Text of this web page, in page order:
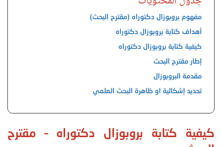
مفهوم بروبوزال دكتوراه (مقترح البحث)
أهداف كتابة بروبوزال دكتوراه
كيفية كتابة بروبوزال دكتوراه
إطار مقترح البحث
مقدمة البروبوزال
تحديد إشكالية او ظاهرة البحث العلمي
كيفية كتابة بروبوزال دكتوراه – مقترح